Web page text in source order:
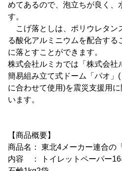
めてあるので、泡立ちが良く、
す。
こげ落としは、ポリウレタン
る酸化アルミニウムを配合す
に落とすことができます。
株式会社ルミカでは「株式会社
簡易組み立て式ドーム「パオ」
に合わせて使用)を震災支援用
います。
【商品概要】
商品名： 東北4メーカー連合の
内容 ： トイレットペーパー16